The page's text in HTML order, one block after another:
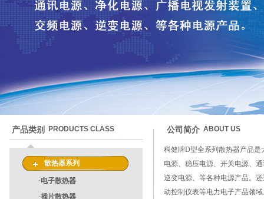
产品类别 PRODUCTS CLASS
散热器系列
·电子散热器
·插片散热器
公司简介 ABOUT US
科健牌D型全系列散热器产品
电源、稳压电源、开关电源、
逆变电源、等各种电源产品。
动控制仪表等电力电子产品领域